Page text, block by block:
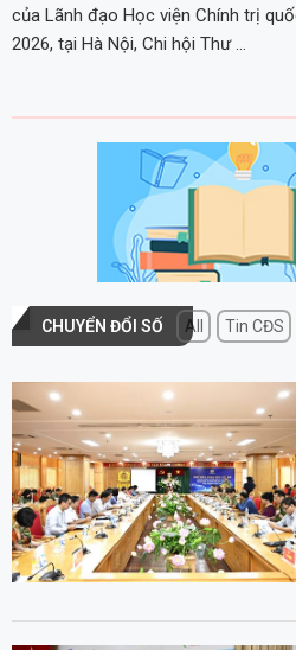
của Lãnh đạo Học viện Chính trị
2026, tại Hà Nội, Chi hội Thư …
CHUYỂN ĐỔI SỐ All Tin CĐS